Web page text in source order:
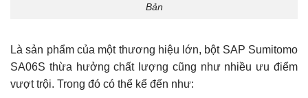
Bản
Là sản phẩm của một thương hiệu lớn, bột SAP Sumitomo
SA06S thừa hưởng chất lượng cũng như nhiều ưu điểm
vượt trội. Trong đó có thể kể đến như: